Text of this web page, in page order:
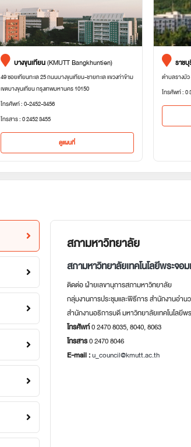
บางขุนเทียน(KMUTT Bangkhuntien)
49 ซอยเทียนทะเล 25 ถนนบางขุนเทียน-ชายทะเล แขวงท่าข้าม
เขตบางขุนเทียน กรุงเทพมหานคร 10150
โทรศัพท์ : 0-2452-3456
โทรสาร : 0 2452 3455
ดูแผนที่
ราชบุ
ตำบลรางบัว
โทรศัพท์ : 0
สภามหาวิทยาลัย
สภามหาวิทยาลัยเทคโนโลยีพระจอ
ติดต่อ ฝ่ายเลขานุการสภามหาวิทยาลัย
กลุ่มงานการประชุมและพิธีการ สำนักงานอำน
สำนักงานอธิการบดี มหาวิทยาลัยเทคโนโลยีพ
โทรศัพท์0 2470 8035, 8040, 8063
โทรสาร0 2470 8046
E-mail :u_council@kmutt.ac.th